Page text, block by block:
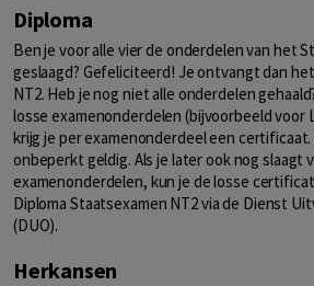
Diploma
Ben je voor alle vier de onderdelen van het
geslaagd? Gefeliciteerd! Je ontvangt dan
NT2. Heb je nog niet alle onderdelen
losse examenonderdelen (bijvoorbeeld voor
krijg je per examenonderdeel een
onbeperkt geldig. Als je later ook nog slaagt
examenonderdelen, kun je de losse
Diploma Staatsexamen NT2 via de Dienst
(DUO).
Herkansen